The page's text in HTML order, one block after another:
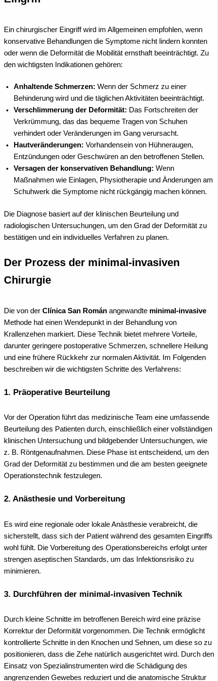
Ein chirurgischer Eingriff wird im Allgemeinen empfohlen, wenn
konservative Behandlungen die Symptome nicht lindern konnten
oder wenn die Deformität die Mobilität ernsthaft beeinträchtigt. Zu
den wichtigsten Indikationen gehören:
Anhaltende Schmerzen: Wenn der Schmerz zu einer
Behinderung wird und die täglichen Aktivitäten beeinträchtigt.
Verschlimmerung der Deformität: Das Fortschreiten der
Verkrümmung, das das bequeme Tragen von Schuhen
verhindert oder Veränderungen im Gang verursacht.
Hautveränderungen: Vorhandensein von Hühneraugen,
Entzündungen oder Geschwüren an den betroffenen Stellen.
Versagen der konservativen Behandlung: Wenn
Maßnahmen wie Einlagen, Physiotherapie und Änderungen am
Schuhwerk die Symptome nicht rückgängig machen können.
Die Diagnose basiert auf der klinischen Beurteilung und
radiologischen Untersuchungen, um den Grad der Deformität zu
bestätigen und ein individuelles Verfahren zu planen.
Der Prozess der minimal-invasiven
Chirurgie
Die von der Clínica San Román angewandte minimal-invasive
Methode hat einen Wendepunkt in der Behandlung von
Krallenzehen markiert. Diese Technik bietet mehrere Vorteile,
darunter geringere postoperative Schmerzen, schnellere Heilung
und eine frühere Rückkehr zur normalen Aktivität. Im Folgenden
beschreiben wir die wichtigsten Schritte des Verfahrens:
1. Präoperative Beurteilung
Vor der Operation führt das medizinische Team eine umfassende
Beurteilung des Patienten durch, einschließlich einer vollständigen
klinischen Untersuchung und bildgebender Untersuchungen, wie
z. B. Röntgenaufnahmen. Diese Phase ist entscheidend, um den
Grad der Deformität zu bestimmen und die am besten geeignete
Operationstechnik festzulegen.
2. Anästhesie und Vorbereitung
Es wird eine regionale oder lokale Anästhesie verabreicht, die
sicherstellt, dass sich der Patient während des gesamten Eingriffs
wohl fühlt. Die Vorbereitung des Operationsbereichs erfolgt unter
strengen aseptischen Standards, um das Infektionsrisiko zu
minimieren.
3. Durchführen der minimal-invasiven Technik
Durch kleine Schnitte im betroffenen Bereich wird eine präzise
Korrektur der Deformität vorgenommen. Die Technik ermöglicht
kontrollierte Schnitte in den Knochen und Sehnen, um diese so zu
positionieren, dass die Zehe natürlich ausgerichtet wird. Durch den
Einsatz von Spezialinstrumenten wird die Schädigung des
angrenzenden Gewebes reduziert und die anatomische Struktur